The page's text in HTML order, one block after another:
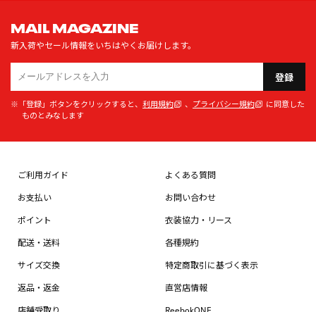
MAIL MAGAZINE
新入荷やセール情報をいちはやくお届けします。
登録
※「登録」ボタンをクリックすると、 利用規約 、 プライバシー規約
に同意した
ものとみなします
ご利用ガイド
お支払い
ポイント
配送・送料
サイズ交換
返品・返金
店舗受取り
よくある質問
お問い合わせ
衣装協力・リース
各種規約
特定商取引に基づく表示
直営店情報
ReebokONE